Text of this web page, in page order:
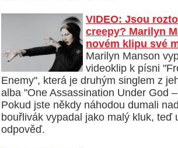
VIDEO: Jsou
creepy? Marilyn
novém klipu své
Marilyn Manson
videoklip k písni
Enemy", která je druhým singlem z
alba "One Assassination Under God
Pokud jste někdy náhodou dumali
bouřlivák vypadal jako malý kluk, teď
odpověď.